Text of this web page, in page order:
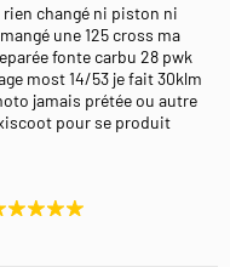
changé ni piston ni
une 125 cross ma
fonte carbu 28 pwk
most 14/53 je fait 30klm
jamais prétée ou autre
pour se produit